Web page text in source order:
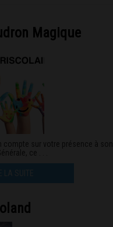
Magique
compte sur votre présence à son
ce . . .